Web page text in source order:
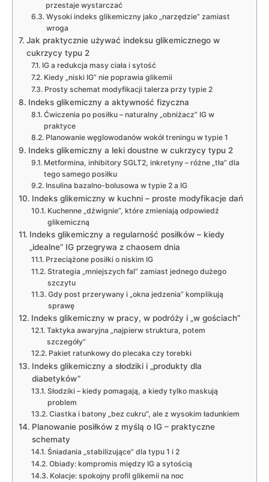
przestaje wystarczać
Wysoki indeks glikemiczny jako „narzędzie” zamiast
wroga
Jak praktycznie używać indeksu glikemicznego w
cukrzycy typu 2
IG a redukcja masy ciała i sytość
Kiedy „niski IG” nie poprawia glikemii
Prosty schemat modyfikacji talerza przy typie 2
Indeks glikemiczny a aktywność fizyczna
Ćwiczenia po posiłku – naturalny „obniżacz” IG w
praktyce
Planowanie węglowodanów wokół treningu w typie 1
Indeks glikemiczny a leki doustne w cukrzycy typu 2
Metformina, inhibitory SGLT2, inkretyny – różne „tła” dla
tego samego posiłku
Insulina bazalno-bolusowa w typie 2 a IG
Indeks glikemiczny w kuchni – proste modyfikacje dań
Kuchenne „dźwignie”, które zmieniają odpowiedź
glikemiczną
Indeks glikemiczny a regularność posiłków – kiedy
„idealne” IG przegrywa z chaosem dnia
Przeciążone posiłki o niskim IG
Strategia „mniejszych fal” zamiast jednego dużego
szczytu
Gdy post przerywany i „okna jedzenia” komplikują
sprawę
Indeks glikemiczny w pracy, w podróży i „w gościach”
Taktyka awaryjna „najpierw struktura, potem
szczegóły”
Pakiet ratunkowy do plecaka czy torebki
Indeks glikemiczny a słodziki i „produkty dla
diabetyków”
Słodziki – kiedy pomagają, a kiedy tylko maskują
problem
Ciastka i batony „bez cukru”, ale z wysokim ładunkiem
Planowanie posiłków z myślą o IG – praktyczne
schematy
Śniadania „stabilizujące” dla typu 1 i 2
Obiady: kompromis między IG a sytością
Kolacje: spokojny profil glikemii na noc